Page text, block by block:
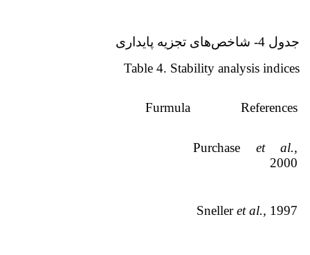
جدول 4- شاخص‌های تجزیه پایداری
Table 4. Stability analysis indices
References
Furmula
Purchase et al.,
2000
Snelleret al., 1997